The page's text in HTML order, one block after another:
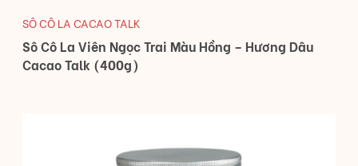
SÔ CÔ LA CACAO TALK
Sô Cô La Viên Ngọc Trai Màu Hồng – Hương Dâu
Cacao Talk (400g)